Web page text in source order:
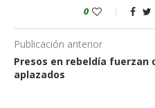
0
Publicación anterior
Presos en rebeldía fuerzan
aplazados